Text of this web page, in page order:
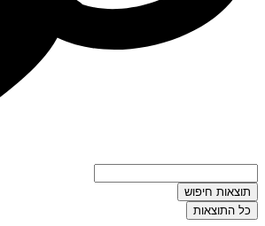
תוצאות חיפוש
כל התוצאות